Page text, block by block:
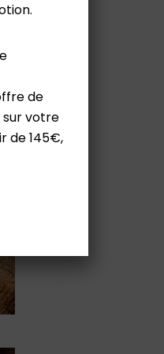
de
sur votre
de 145€,